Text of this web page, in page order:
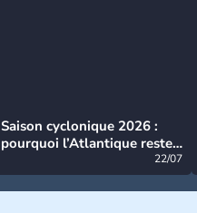
Saison cyclonique 2026 :
pourquoi l’Atlantique reste
22/07